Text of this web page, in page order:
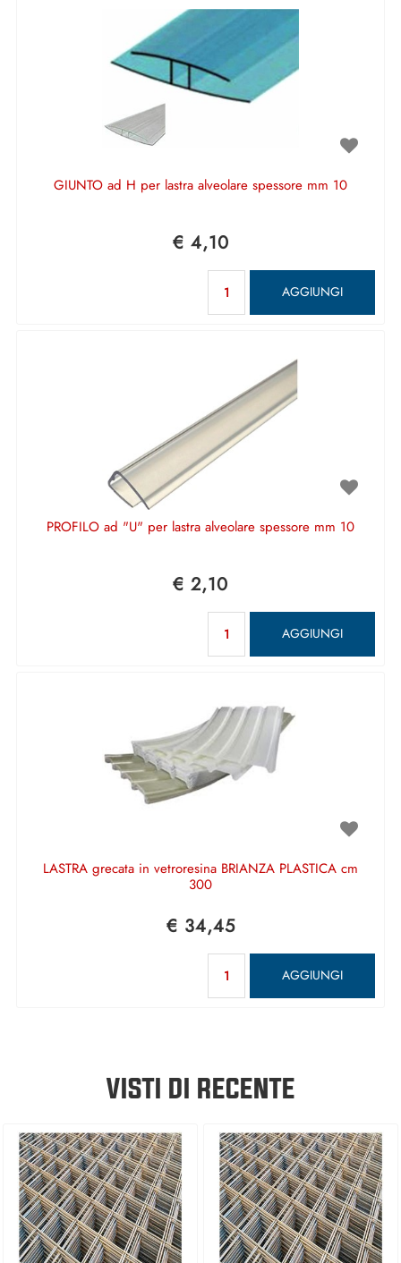
GIUNTO ad H per lastra alveolare spessore mm 10
€ 4,10
AGGIUNGI
PROFILO ad "U" per lastra alveolare spessore mm 10
€ 2,10
AGGIUNGI
LASTRA grecata in vetroresina BRIANZA PLASTICA cm
300
€ 34,45
AGGIUNGI
VISTI DI RECENTE